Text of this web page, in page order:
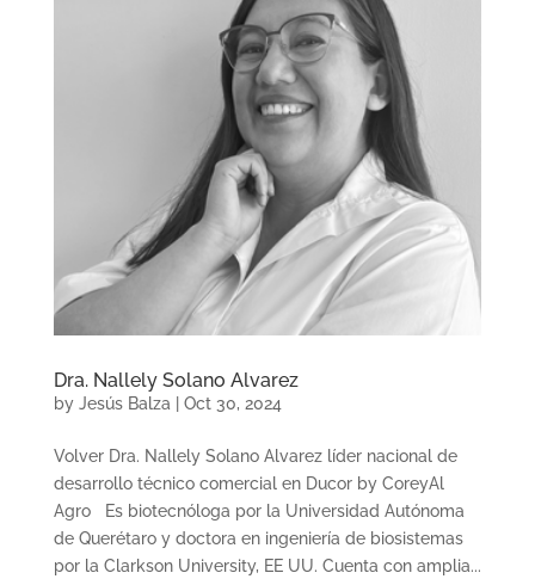
Dra. Nallely Solano Alvarez
by Jesús Balza Oct 30, 2024
Volver Dra. Nallely Solano Alvarez líder nacional de
desarrollo técnico comercial en Ducor by CoreyAl
Agro Es biotecnóloga por la Universidad Autónoma
de Querétaro y doctora en ingeniería de biosistemas
por la Clarkson University, EE UU. Cuenta con amplia...